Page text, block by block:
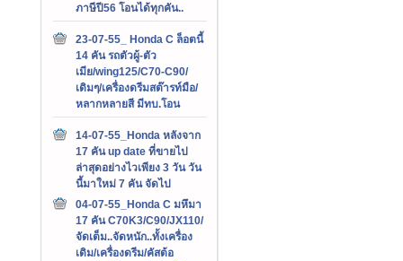
ภาษีปี56 โอนได้ทุกคัน..
23-07-55_ Honda C ล็อตนี้
14 คัน รถตัวผู้-ตัว
เมีย/wing125/C70-C90/
เดิมๆ/เครื่องดรีมสต๊ารท์มือ/
หลากหลายสี มีทบ.โอน
14-07-55_Honda หลังจาก
17 คัน up date ที่ขายไป
ล่าสุดอย่างไวเพียง 3 วัน วัน
นี้มาใหม่ 7 คัน จัดไป
04-07-55_Honda C มหึมา
17 คัน C70K3/C90/JX110/
จัดเต็ม..จัดหนัก..ทั้งเครื่อง
เดิม/เครื่องดรีม/คัสต้อ